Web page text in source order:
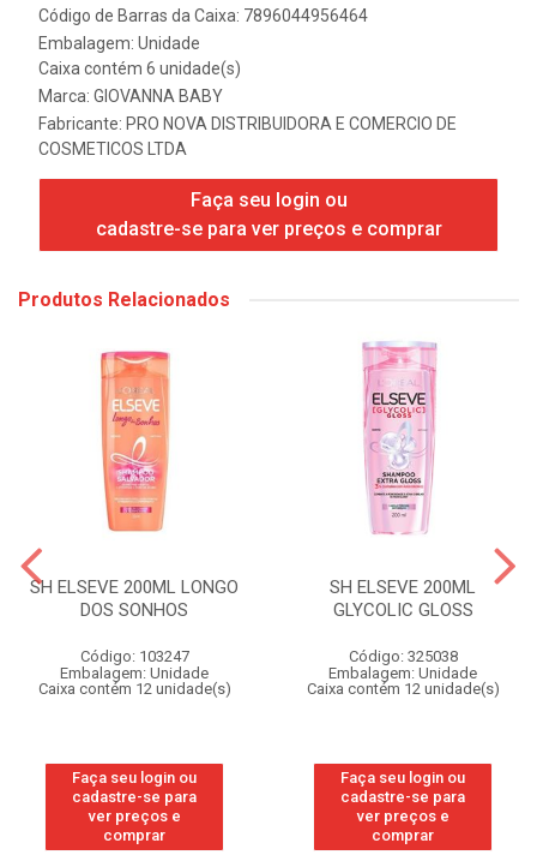
Código de Barras da Caixa: 7896044956464
Embalagem: Unidade
Caixa contém 6 unidade(s)
Marca: GIOVANNA BABY
Fabricante: PRO NOVA DISTRIBUIDORA E COMERCIO DE
COSMETICOS LTDA
Faça seu login ou
cadastre-se para ver preços e comprar
Produtos Relacionados
SH ELSEVE 200ML LONGO
DOS SONHOS
Código: 103247
Embalagem: Unidade
Caixa contém 12 unidade(s)
Faça seu login ou
cadastre-se para
ver preços e
comprar
SH ELSEVE 200ML
GLYCOLIC GLOSS
Código: 325038
Embalagem: Unidade
Caixa contém 12 unidade(s)
Faça seu login ou
cadastre-se para
ver preços e
comprar